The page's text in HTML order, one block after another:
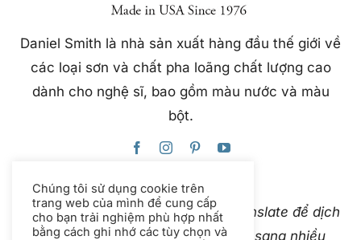
Daniel Smith là nhà sản xuất hàng đầu thế giới về
các loại sơn và chất pha loãng chất lượng cao
dành cho nghệ sĩ, bao gồm màu nước và màu
bột.
Trang web này sử dụng Google Translate để dịch
nội dung ngay lập tức và tự động sang nhiều
Chúng tôi sử dụng cookie trên
trang web của mình để cung cấp
cho bạn trải nghiệm phù hợp nhất
bằng cách ghi nhớ các tùy chọn và